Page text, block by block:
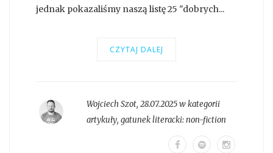
jednak pokazaliśmy naszą listę 25 "dobrych...
CZYTAJ DALEJ
Wojciech Szot, 28.07.2025 w kategorii
artykuły, gatunek literacki:non-fiction